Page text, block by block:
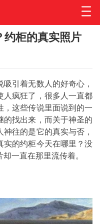
约柜的真实照片
引着无数人的好奇心，
人疯狂了，很多人一直都
，这些传说里面说到的一
的找出来，而关于神圣的
往的是它的真实与否，
实的约柜今天在哪里？没
一直在那里流传着。